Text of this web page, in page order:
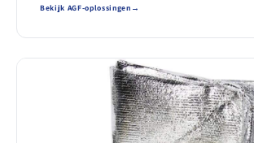
Bekijk AGF-oplossingen